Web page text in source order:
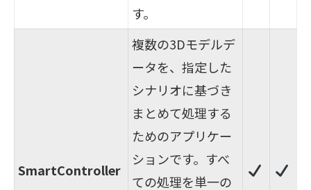
す。
SmartController
複数の3Dモデルデ
ータを、指定した
シナリオに基づき
まとめて処理する
ためのアプリケー
ションです。すべ
ての処理を単一の